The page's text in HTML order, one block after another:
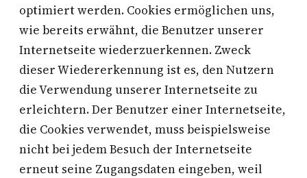
optimiert werden. Cookies ermöglichen uns,
wie bereits erwähnt, die Benutzer unserer
Internetseite wiederzuerkennen. Zweck
dieser Wiedererkennung ist es, den Nutzern
die Verwendung unserer Internetseite zu
erleichtern. Der Benutzer einer Internetseite,
die Cookies verwendet, muss beispielsweise
nicht bei jedem Besuch der Internetseite
erneut seine Zugangsdaten eingeben, weil